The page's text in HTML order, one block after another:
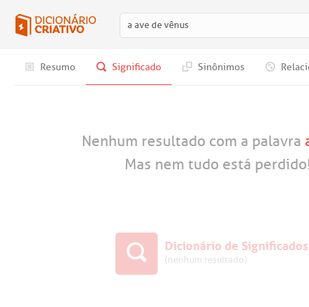
Resumo Significado Sinônimos
Nenhum resultado com a palavra
Mas nem tudo está
Dicionário de Significados
(nenhum resultado)